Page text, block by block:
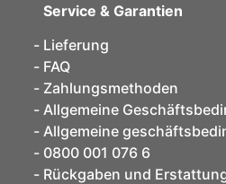
Service & Garantien
Lieferung
FAQ
Zahlungsmethoden
Allgemeine
Allgemeine
0800 001 076 6
Rückgaben und